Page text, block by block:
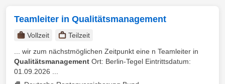
Teamleiter in Qualitätsmanagement
Vollzeit
Teilzeit
... wir zum nächstmöglichen Zeitpunkt eine n Teamleiter in
Qualitätsmanagement Ort: Berlin-Tegel Eintrittsdatum:
01.09.2026 ...